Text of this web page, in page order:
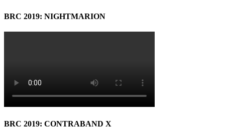
BRC 2019: NIGHTMARION
BRC 2019: CONTRABAND X